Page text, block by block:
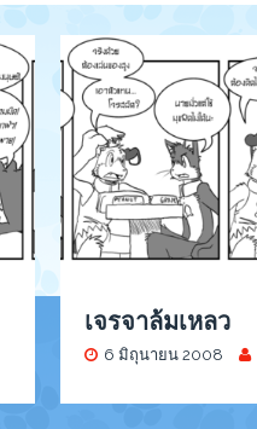
เจรจาล้มเหลว
6 มิถุนายน 2008